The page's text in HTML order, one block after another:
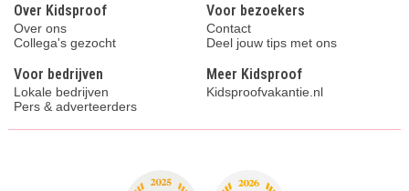
Over Kidsproof
Over ons
Collega's gezocht
Voor bezoekers
Contact
Deel jouw tips met ons
Voor bedrijven
Lokale bedrijven
Pers & adverteerders
Meer Kidsproof
Kidsproofvakantie.nl